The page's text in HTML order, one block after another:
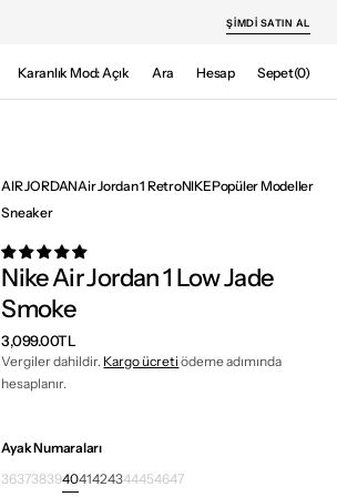
ŞIMDI SATIN AL
Karanlık Mod: Açık Ara Hesap Sepet
Sepet(0)
0
AIR JORDANAir Jordan 1 RetroNIKEPopüler Modeller
Sneaker
Nike Air Jordan 1 Low Jade
Smoke
Normal
fiyat
3,099.00TL
Vergiler dahildir. Kargo ücreti ödeme adımında
hesaplanır.
Ayak Numaraları
36Varyant
37Varyant
38Varyant
39Varyant
40Varyant
41Varyant
42Varyant
43Varyant
44Varyant
45Varyant
46Varyant
47Varyant